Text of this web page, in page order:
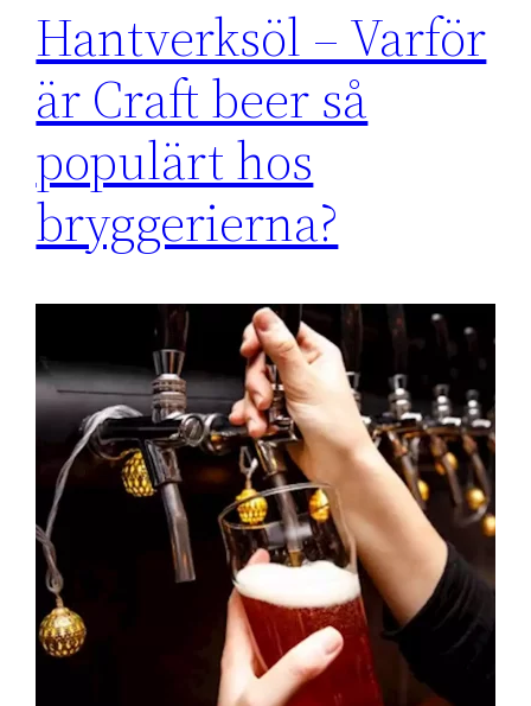
Hantverksöl – Varför
är Craft beer så
populärt hos
bryggerierna?